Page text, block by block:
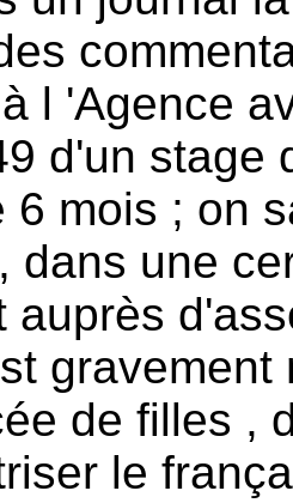
l 'Agence
d'un stage
6 mois ; on
dans une
auprès
gravement
de filles ,
le